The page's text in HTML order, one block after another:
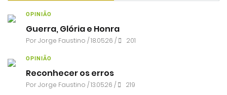
OPINIÃO
Guerra, Glória e Honra
PorJorge Faustino / 18.05.26 / 201
OPINIÃO
Reconhecer os erros
PorJorge Faustino / 13.05.26 / 219